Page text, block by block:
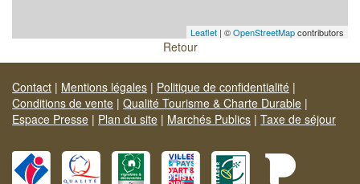
Leaflet | ©OpenStreetMapcontributors
Retour
Contact | Mentions légales | Politique de confidentialité |
Conditions de vente | Qualité Tourisme & Charte Durable |
Espace Presse | Plan du site | Marchés Publics | Taxe de séjour